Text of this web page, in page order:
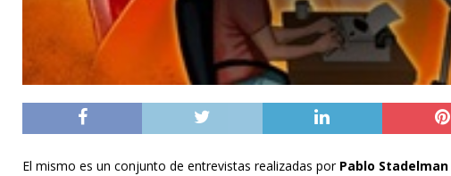
El mismo es un conjunto de entrevistas realizadas por Pablo Stadelman